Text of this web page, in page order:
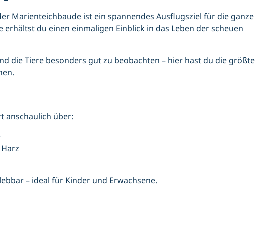
Marienteichbaude ist ein spannendes Ausflugsziel für die ganze
erhältst du einen einmaligen Einblick in das Leben der scheuen
die Tiere besonders gut zu beobachten – hier hast du die größte
anschaulich über:
– ideal für Kinder und Erwachsene.